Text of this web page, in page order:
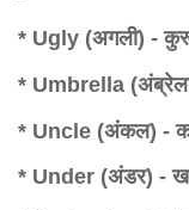
* Ugly (अगली) -
* Umbrella
* Uncle (अंकल) -
* Under (अंडर) -